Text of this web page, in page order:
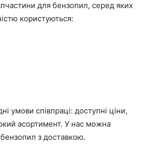
для бензопил, серед яких
користуються:
умови співпраці: доступні ціни,
асортимент. У нас можна
з доставкою.